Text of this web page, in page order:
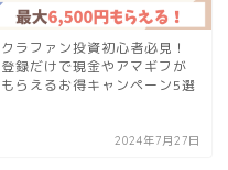
クラファン投資初心者必見！
登録だけで現金やアマギフが
もらえるお得キャンペーン5選
2024年7月27日